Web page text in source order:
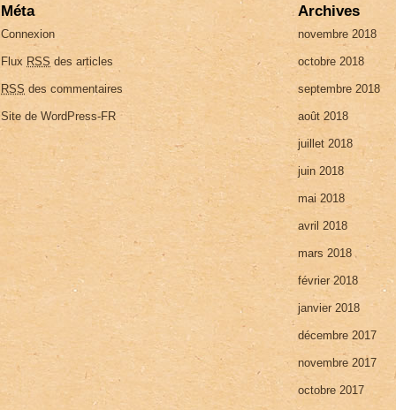
Méta
Connexion
Flux RSS des articles
RSS des commentaires
Site de WordPress-FR
Archives
novembre 2018
octobre 2018
septembre 2018
août 2018
juillet 2018
juin 2018
mai 2018
avril 2018
mars 2018
février 2018
janvier 2018
décembre 2017
novembre 2017
octobre 2017